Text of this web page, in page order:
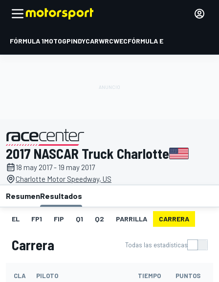
FÓRMULA 1MOTOGPINDYCARWRCWECFÓRMULA E
presentado por
2017 NASCAR Truck Charlotte
18 may 2017 - 19 may 2017
Charlotte Motor Speedway, US
ResumenResultados
EL FP1 FIP Q1 Q2 PARRILLA CARRERA
Carrera Todas las estadísticas
CLA PILOTO TIEMPO PUNTOS